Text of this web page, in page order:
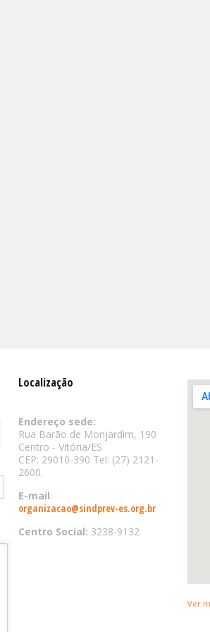
Localização
Endereço sede:
Rua Barão de Monjardim, 190
Centro - Vitória/ES
CEP: 29010-390 Tel: (27) 2121-
2600.
E-mail:
organizacao@sindprev-es.org.br
Centro Social: 3238-9132
Ver